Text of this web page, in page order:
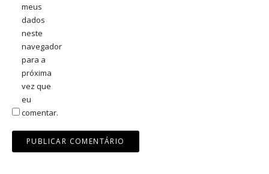
meus
dados
neste
navegador
para a
próxima
vez que
eu
comentar.